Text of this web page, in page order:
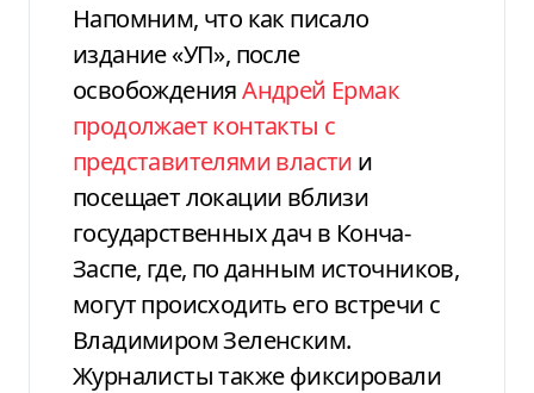
Напомним, что как писало
издание «УП», после
освобожденияАндрей Ермак
продолжает контакты с
представителями власти и
посещает локации вблизи
государственных дач в Конча-
Заспе, где, по данным источников,
могут происходить его встречи с
Владимиром Зеленским.
Журналисты также фиксировали